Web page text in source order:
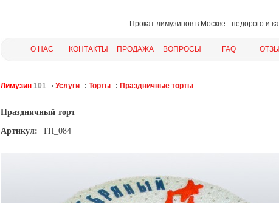
Прокат лимузинов в Москве - недорого и
О НАС КОНТАКТЫ ПРОДАЖА ВОПРОСЫ FAQ
Лимузин 101 Услуги Торты Праздничные торты
Праздничный торт
Артикул: ТП_084